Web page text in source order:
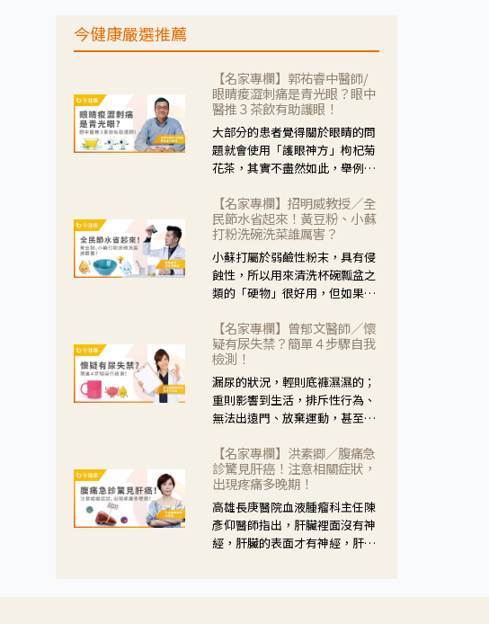
生活挑戰。
今健康嚴選推薦
【名家專欄】郭祐睿中醫師/
眼睛痠澀刺痛是青光眼？眼中
醫推３茶飲有助護眼！
大部分的患者覺得關於眼睛的問
題就會使用「護眼神方」枸杞菊
花茶，其實不盡然如此，舉例來
紅、眼睛痛、眼屎多而且顏色
黃，當然就可以使用枸杞菊花
茶，但是枸杞的劑量要少，菊花
的劑量要多；若是有以上症狀以
外，眼睛還會有灼熱感，眼屎多
到會「牽絲」，也就是水樣分泌
了，這時候就要使用菊花、金銀
花來治療；假如單純的眼睛乾
澀，結膜沒有紅，眼睛周圍沒有
眼屎，這種情況是屬於「陰
虛」，就可以使用枸杞、蓮藕、
麥門冬、山藥等比較滋潤的藥
【名家專欄】招明威教授／全
民節水省起來！黃豆粉、小蘇
打粉洗碗洗菜誰厲害？
小蘇打屬於弱鹼性粉末，具有侵
蝕性，所以用來清洗杯碗瓢盆之
類的「硬物」很好用，但如果用
特別注意用法用量，使用過多或
是浸泡太久，容易腐蝕蔬菜的纖
維，讓菜軟掉不清脆。
【名家專欄】曾郁文醫師／懷
疑有尿失禁？簡單４步驟自我
檢測！
漏尿的狀況，輕則底褲濕濕的；
重則影響到生活，排斥性行為、
無法出遠門、放棄運動，甚至怕
禁」的症狀，長期下來不敢與朋
友往來，低潮陰霾造成憂鬱症。
【名家專欄】洪素卿／腹痛急
診驚見肝癌！注意相關症狀，
出現疼痛多晚期！
高雄長庚醫院血液腫瘤科主任陳
彥仰醫師指出，肝臟裡面沒有神
經，肝臟的表面才有神經，肝臟